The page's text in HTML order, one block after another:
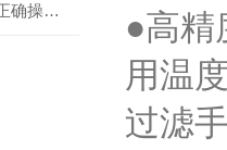
详述甲烷浓度检测仪的正确操作使用方法
●高精
用温
过滤